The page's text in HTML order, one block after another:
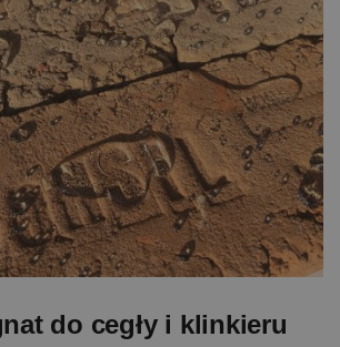
do cegły i klinkieru